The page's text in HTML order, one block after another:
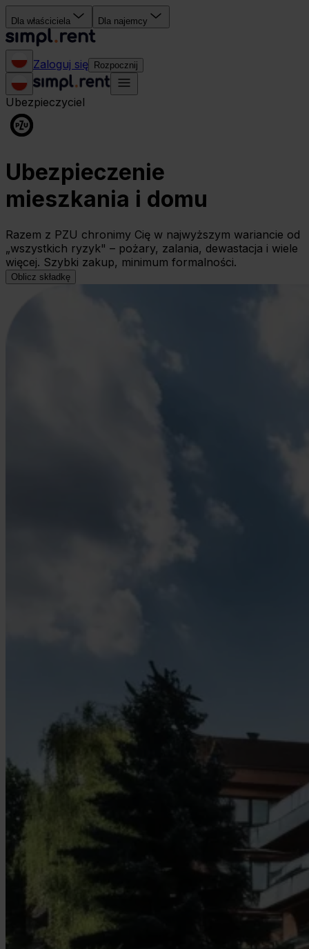
Dla właściciela Dla najemcy
Zaloguj się Rozpocznij
Ubezpieczyciel
Ubezpieczenie
mieszkania i domu
Razem z PZU chronimy Cię w najwyższym wariancie od
„wszystkich ryzyk" – pożary, zalania, dewastacja i wiele
więcej. Szybki zakup, minimum formalności.
Oblicz składkę